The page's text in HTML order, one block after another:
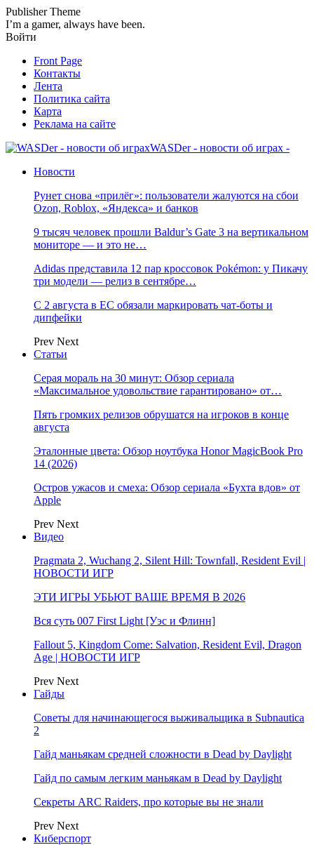
Publisher Theme
I’m a gamer, always have been.
Войти
Front Page
Контакты
Лента
Политика сайта
Карта
Реклама на сайте
WASDer - новости об играх -
Новости
Рунет снова «прилёг»: пользователи жалуются на сбои
Ozon, Roblox, «Яндекса» и банков
9 тысяч человек прошли Baldur’s Gate 3 на вертикальном
мониторе — и это не…
Adidas представила 12 пар кроссовок Pokémon: у Пикачу
три модели — релиз в сентябре…
С 2 августа в ЕС обязали маркировать чат-боты и
дипфейки
Prev Next
Статьи
Серая мораль на 30 минут: Обзор сериала
«Максимальное удовольствие гарантировано» от…
Пять громких релизов обрушатся на игроков в конце
августа
Эталонные цвета: Обзор ноутбука Honor MagicBook Pro
14 (2026)
Остров ужасов и смеха: Обзор сериала «Бухта вдов» от
Apple
Prev Next
Видео
Pragmata 2, Wuchang 2, Silent Hill: Townfall, Resident Evil |
НОВОСТИ ИГР
ЭТИ ИГРЫ УБЬЮТ ВАШЕ ВРЕМЯ В 2026
Вся суть 007 First Light [Уэс и Флинн]
Fallout 5, Kingdom Come: Salvation, Resident Evil, Dragon
Age | НОВОСТИ ИГР
Prev Next
Гайды
Советы для начинающегося выживальщика в Subnautica
2
Гайд маньякам средней сложности в Dead by Daylight
Гайд по самым легким маньякам в Dead by Daylight
Секреты ARC Raiders, про которые вы не знали
Prev Next
Киберспорт